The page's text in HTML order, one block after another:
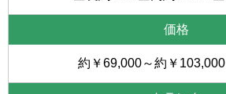
約￥69,000～約￥103,000